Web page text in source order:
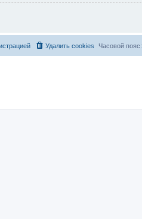
Часовой пояс:
Удалить cookies